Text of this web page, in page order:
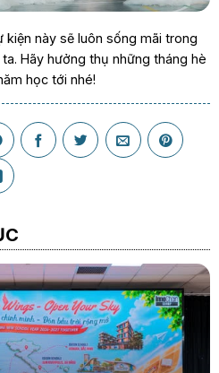
này sẽ luôn sống mãi trong
Hãy hưởng thụ những tháng hè
học tới nhé!